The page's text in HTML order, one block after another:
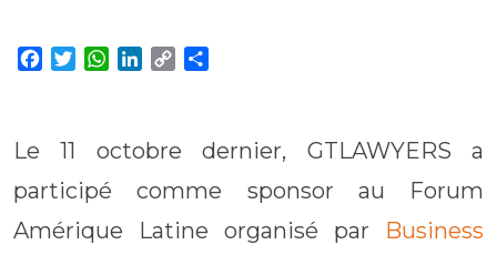
Facebook
TwitterWhatsApp
LinkedIn
Copy
Le 11 octobre dernier, GTLAWYERS a
participé comme sponsor au Forum
Amérique Latine organisé par Business